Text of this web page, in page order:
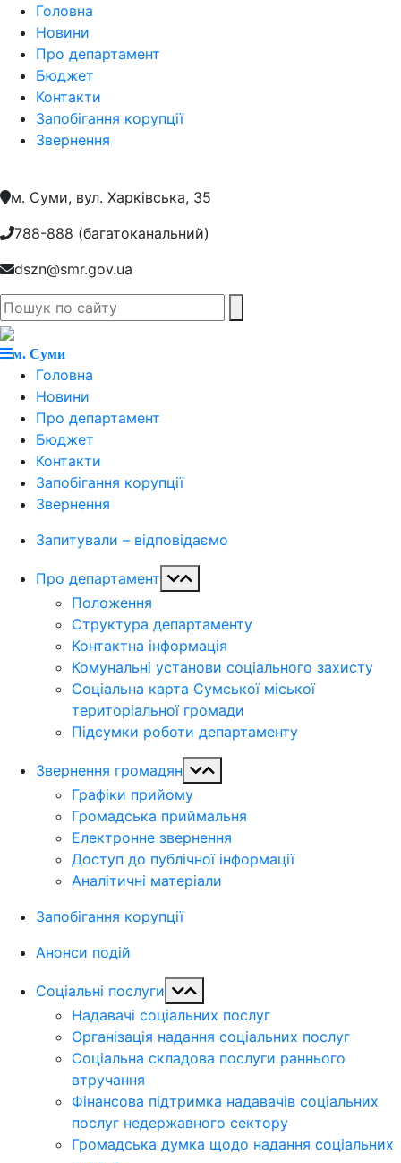
Головна
Новини
Про департамент
Бюджет
Контакти
Запобігання корупції
Звернення
м. Суми, вул. Харкiвська, 35
788-888 (багатоканальний)
dszn@smr.gov.ua
м. Суми
Головна
Новини
Про департамент
Бюджет
Контакти
Запобігання корупції
Звернення
Запитували – відповідаємо
Про департамент
Положення
Структура департаменту
Контактна інформація
Комунальні установи соціального захисту
Соціальна карта Сумської міської
територіальної громади
Підсумки роботи департаменту
Звернення громадян
Графіки прийому
Громадська приймальня
Електронне звернення
Доступ до публічної інформації
Аналітичні матеріали
Запобігання корупції
Анонси подій
Соціальні послуги
Надавачі соціальних послуг
Організація надання соціальних послуг
Соціальна складова послуги раннього
втручання
Фінансова підтримка надавачів соціальних
послуг недержавного сектору
Громадська думка щодо надання соціальних